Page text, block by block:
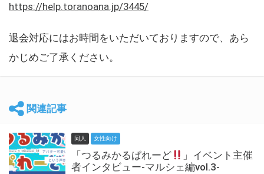
https://help.toranoana.jp/3445/
退会対応にはお時間をいただいておりますので、あら
かじめご了承ください。
関連記事
同人 女性向け
「つるみかるぱれーど
」イベント主催
者インタビュー-マルシェ編vol.3-